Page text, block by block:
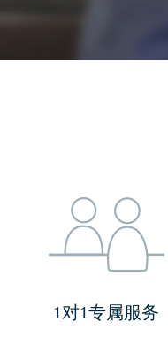
1对1专属服务